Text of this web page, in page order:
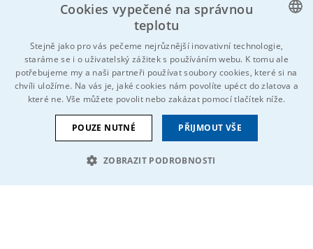
Kariéra
Reference
Kontaktujte nás
HiVision
Technické listy
© 2026 IDEAL-Trade Service, spol. s r.o.
VOP
Cookies
Oznámení EU
CZECH
GERMAN
Cookies vypečené na správnou
teplotu
Stejně jako pro vás pečeme nejrůznější inovativní technologie,
staráme se i o uživatelský zážitek s používáním webu. K tomu ale
potřebujeme my a naši partneři používat soubory cookies, které si na
chvíli uložíme. Na vás je, jaké cookies nám povolíte upéct do zlatova a
které ne. Vše můžete povolit nebo zakázat pomocí tlačítek níže.
PŘIJMOUT VŠE
POUZE NUTNÉ
ZOBRAZIT PODROBNOSTI